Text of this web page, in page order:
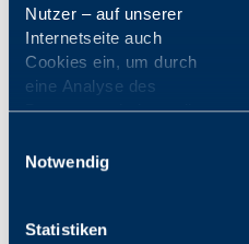
Nutzer – auf unserer
Internetseite auch
Cookies ein, um durch
eine Analyse des
Benutzerverhaltens die
Internetseite statistisch
Gestaltung und
Cookies zulassen wollen.
Sie können Ihre
Einwilligung jederzeit mit
Wirkung für die Zukunft
widerrufen. Weitere
Notwendig
Statistiken